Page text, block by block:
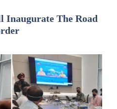
Inaugurate The Road